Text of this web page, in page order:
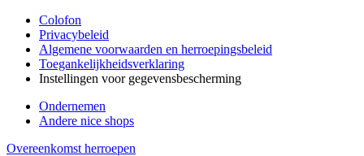
Colofon
Privacybeleid
Algemene voorwaarden en herroepingsbeleid
Toegankelijkheidsverklaring
Instellingen voor gegevensbescherming
Ondernemen
Andere nice shops
Overeenkomst herroepen